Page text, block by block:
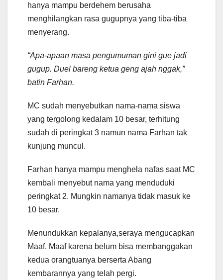
hanya mampu berdehem berusaha
menghilangkan rasa gugupnya yang tiba-tiba
menyerang.
“Apa-apaan masa pengumuman gini gue jadi
gugup. Duel bareng ketua geng ajah nggak,”
batin Farhan.
MC sudah menyebutkan nama-nama siswa
yang tergolong kedalam 10 besar, terhitung
sudah di peringkat 3 namun nama Farhan tak
kunjung muncul.
Farhan hanya mampu menghela nafas saat MC
kembali menyebut nama yang menduduki
peringkat 2. Mungkin namanya tidak masuk ke
10 besar.
Menundukkan kepalanya,seraya mengucapkan
Maaf. Maaf karena belum bisa membanggakan
kedua orangtuanya berserta Abang
kembarannya yang telah pergi.